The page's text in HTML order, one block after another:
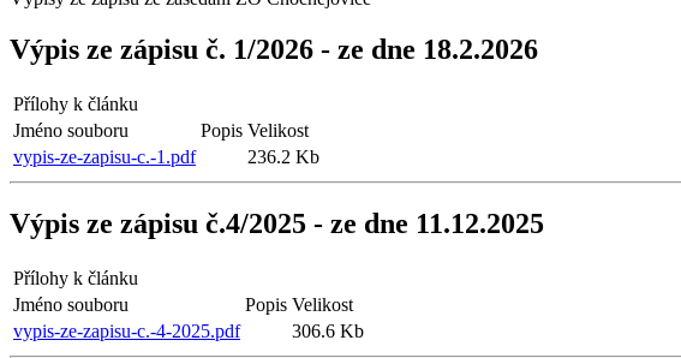
Výpis ze zápisu č. 1/2026 - ze dne 18.2.2026
Přílohy k článku
Jméno souboru
Popis Velikost
vypis-ze-zapisu-c.-1.pdf
236.2 Kb
Výpis ze zápisu č.4/2025 - ze dne 11.12.2025
Přílohy k článku
Jméno souboru
Popis Velikost
vypis-ze-zapisu-c.-4-2025.pdf
306.6 Kb